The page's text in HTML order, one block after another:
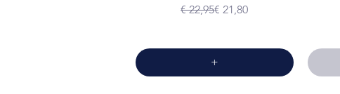
Normale prijs
€ 22,95Verkoopprijs
€ 21,80
+